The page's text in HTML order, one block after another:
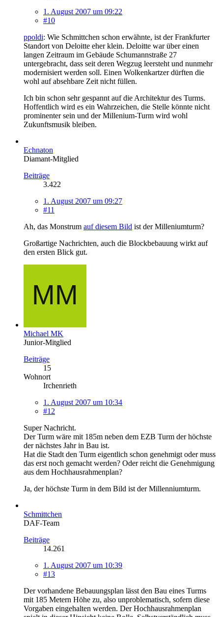
1. August 2007 um 09:22
#10
ppoldi: Wie Schmittchen schon erwähnte, ist der Frankfurter
Standort von Deloitte eher klein. Deloitte war über einen
langen Zeitraum im Gebäude Schumannstraße 27
untergebracht, dass seit deren Wegzug leersteht und nunmehr
modernisiert werden soll. Einen Wolkenkartzer dürften die
wohl auf absehbare Zeit nicht füllen.
Ich bin schon sehr gespannt auf die Architektur des Turms.
Hoffentlich wird es ein Wahrzeichen, die Stelle könnte nicht
prominenter sein und der Millenium-Turm wird wohl
Zukunftsmusik bleiben.
Echnaton
Diamant-Mitglied
Beiträge
3.422
1. August 2007 um 09:27
#11
Ah, das Monstrum auf diesem Bild ist der Milleniumturm?
Großartige Nachrichten, auch die Blockbebauung wirkt auf
den ersten Blick gut.
Michael MK
Junior-Mitglied
Beiträge
15
Wohnort
Irchenrieth
1. August 2007 um 10:34
#12
Super Nachricht.
Der Turm wäre mit 185m neben dem EZB Turm der höchste
der nächstes Jahr in Bau ist.
Hat die Stadt den Turm eigentlich schon genehmigt oder muss
das erst noch gemacht werden? Oder reicht die Genehmigung
aus dem Hochhausrahmenplan?
Ja, der höchste Turm in dem Bild ist der Millenniumturm.
Schmittchen
DAF-Team
Beiträge
14.261
1. August 2007 um 10:39
#13
Der vorhandene Bebauungsplan lässt den Bau eines Turms
mit 185 Metern Höhe zu, also unproblematisch, sofern diese
Vorgaben eingehalten werden. Der Hochhausrahmenplan